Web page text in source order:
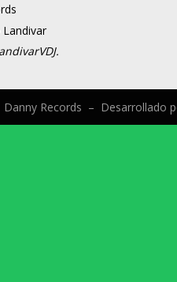
VDJ.
Records – Desarrollado